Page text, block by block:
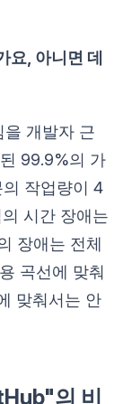
요, 아니면 데
개발자 근
99.9%의 가
작업량이 4
시간 장애는
장애는 전체
곡선에 맞춰
맞춰서는 안
의 비